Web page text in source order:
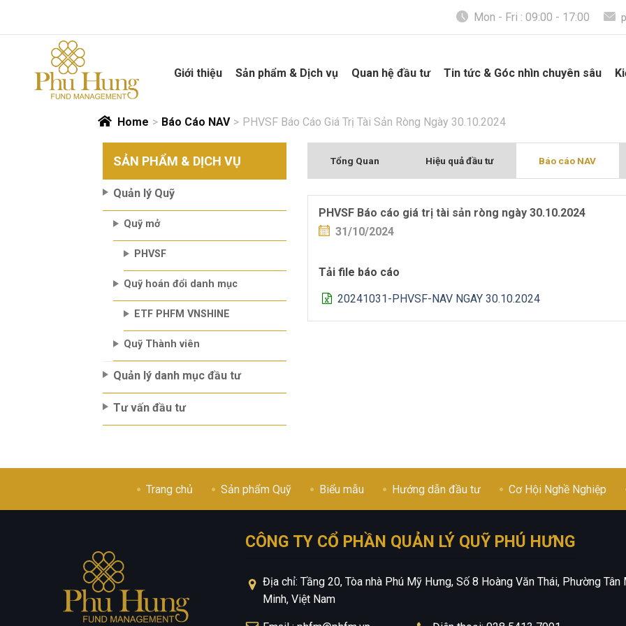
content
Mon - Fri : 09:00 - 17:00
Giới thiệu Sản phẩm & Dịch vụ Quan hệ đầu tư Tin tức & Góc nhìn chuyên sâu
Home > Báo Cáo NAV > PHVSF Báo Cáo Giá Trị Tài Sản Ròng Ngày 30.10.2024
SẢN PHẨM & DỊCH VỤ
Quản lý Quỹ
Quỹ mở
PHVSF
Quỹ hoán đổi danh mục
ETF PHFM VNSHINE
Quỹ Thành viên
Quản lý danh mục đầu tư
Tư vấn đầu tư
Tổng Quan Hiệu quả đầu tư Báo cáo NAV
PHVSF Báo cáo giá trị tài sản ròng ngày 30.10.2024
31/10/2024
Tải file báo cáo
20241031-PHVSF-NAV NGAY 30.10.2024
Trang chủ Sản phẩm Quỹ Biểu mẫu Hướng dẫn đầu tư Cơ Hội Nghề Nghiệp
CÔNG TY CỔ PHẦN QUẢN LÝ QUỸ PHÚ HƯNG
Địa chỉ: Tầng 20, Tòa nhà Phú Mỹ Hưng, Số 8 Hoàng Văn Thái, Phường Tân
Minh, Việt Nam